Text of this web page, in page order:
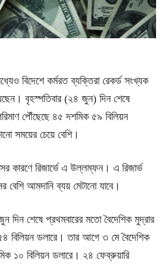
বিদেশে কর্মরত ব্যক্তিরা রেকর্ড সংখ্যক
বৃহস্পতিবার (২৪ জুন) দিন শেষে
পৌঁছেছে ৪৫ দশমিক ৫৯ বিলিয়ন
সময়ের চেয়ে বেশি।
কারণে রিজার্ভে এ উল্লম্ফন। এ রিজার্ভ
বেশি আমদানি ব্যয় মেটানো যাবে।
শেষে প্রথমবারের মতো বৈদেশিক মুদ্রার
বিলিয়ন ডলারে। তার আগে ৩ মে বৈদেশিক
১০ বিলিয়ন ডলারে। ২৪ ফেব্রুয়ারি